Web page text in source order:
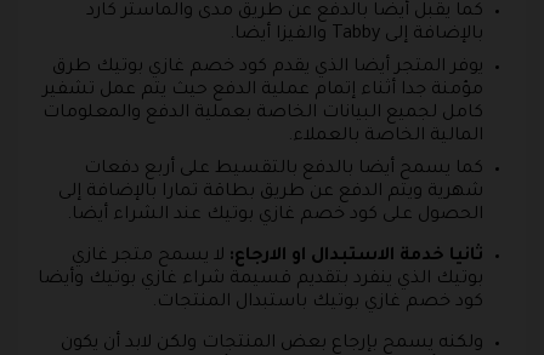
كما يقبل أيضا بالدفع عن طريق مدى والماستر كارد
بالإضافة إلى Tabby والفيزا أيضا.
يوفر المتجر أيضا الذي يقدم كود خصم غازي بوتيك طرق
مؤمنة جدا أثناء إتمام عملية الدفع حيث يتم عمل تشفير
كامل لجميع البيانات الخاصة بعملية الدفع والمعلومات
المالية الخاصة بالعملاء.
كما يسمح أيضا بالدفع بالتقسيط على أربع دفعات
شهرية ويتم الدفع عن طريق بطاقة تمارا بالإضافة إلى
الحصول على كود خصم غازي بوتيك عند الشراء أيضا.
ثانيا خدمة الاستبدال او الارجاع: لا يسمح متجر غازي
بوتيك الذي ينفرد بتقديم قسيمة شراء غازي بوتيك وأيضا
كود خصم غازي بوتيك باستبدال المنتجات.
ولكنه يسمح بإرجاع بعض المنتجات ولكن لابد أن يكون